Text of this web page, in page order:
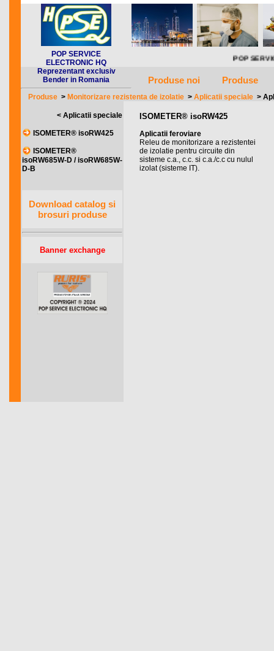
POP SERVICE
ELECTRONIC HQ
POP
Reprezentant exclusiv
Bender in Romania
Produse noi Produse
Produse > Monitorizare rezistenta de izolatie > Aplicatii speciale >
< Aplicatii speciale
ISOMETER® isoRW425
ISOMETER®
isoRW685W-D / isoRW685W-
D-B
Download catalog si
brosuri produse
Banner exchange
ISOMETER® isoRW425
Aplicatii feroviare
Releu de monitorizare a rezistentei
de izolatie pentru circuite din
sisteme c.a., c.c. si c.a./c.c cu nulul
izolat (sisteme IT).